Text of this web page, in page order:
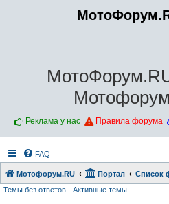
Реклама у нас Правила форума
FAQ
Мотофорум.RU Портал Список
Темы без ответов Активные темы